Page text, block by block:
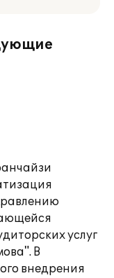
услуг
В
внедрения